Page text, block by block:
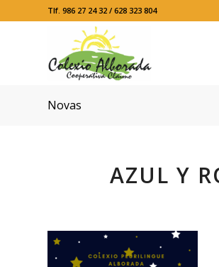
Tlf. 986 27 24 32 / 628 323 804
Novas
AZUL Y